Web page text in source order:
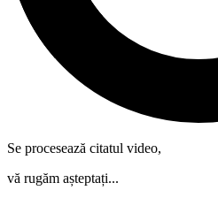
Se procesează citatul video,
vă rugăm așteptați...